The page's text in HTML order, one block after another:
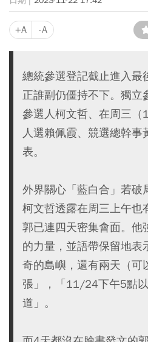
+A -A
總統參選登記截止進入最
正誰副仍僵持不下。獨立
參選人柯文哲、在周三
人選賴佩霞、競選總幹
表。
外界關心「藍白合」若破
柯文哲透露在周三上午也
郭已連四天密集會面。他
的力量，並語帶保留地表
奇的島嶼，還有兩天（可
張」，「11/24下午5點
道」。